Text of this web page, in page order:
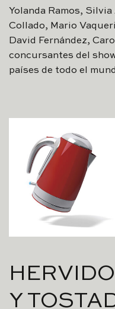
Yolanda Ramos,
Collado, Mario
David Fernández,
concursantes del
países de todo el
Y